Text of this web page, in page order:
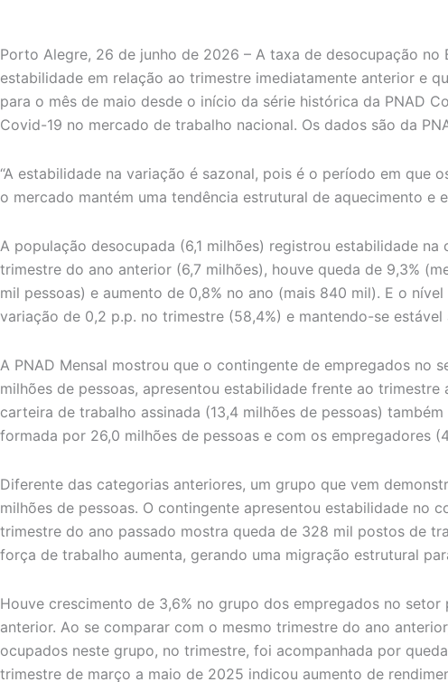
Porto Alegre, 26 de junho de 2026 – A taxa de desocupação
estabilidade em relação ao trimestre imediatamente anterior e
para o mês de maio desde o início da série histórica da PNAD
Covid-19 no mercado de trabalho nacional. Os dados são da
“A estabilidade na variação é sazonal, pois é o período em que
o mercado mantém uma tendência estrutural de aquecimento e
A população desocupada (6,1 milhões) registrou estabilidade
trimestre do ano anterior (6,7 milhões), houve queda de 9,3%
mil pessoas) e aumento de 0,8% no ano (mais 840 mil). E o
variação de 0,2 p.p. no trimestre (58,4%) e mantendo-se estável
A PNAD Mensal mostrou que o contingente de empregados
milhões de pessoas, apresentou estabilidade frente ao
carteira de trabalho assinada (13,4 milhões de pessoas)
formada por 26,0 milhões de pessoas e com os empregadores
Diferente das categorias anteriores, um grupo que vem
milhões de pessoas. O contingente apresentou estabilidade
trimestre do ano passado mostra queda de 328 mil postos de
força de trabalho aumenta, gerando uma migração estrutural
Houve crescimento de 3,6% no grupo dos empregados no
anterior. Ao se comparar com o mesmo trimestre do ano
ocupados neste grupo, no trimestre, foi acompanhada por
trimestre de março a maio de 2025 indicou aumento de